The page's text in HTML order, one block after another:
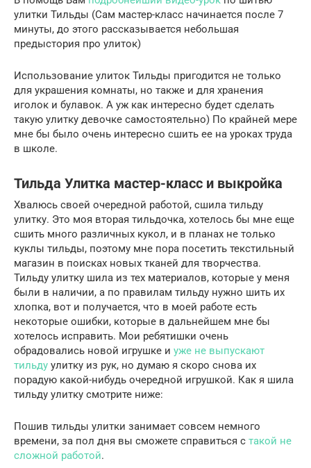
улитки Тильды (Сам мастер-класс начинается после 7
минуты, до этого рассказывается небольшая
предыстория про улиток)
Использование улиток Тильды пригодится не только
для украшения комнаты, но также и для хранения
иголок и булавок. А уж как интересно будет сделать
такую улитку девочке самостоятельно) По крайней мере
мне бы было очень интересно сшить ее на уроках труда
в школе.
Тильда Улитка мастер-класс и выкройка
Хвалюсь своей очередной работой, сшила тильду
улитку. Это моя вторая тильдочка, хотелось бы мне еще
сшить много различных кукол, и в планах не только
куклы тильды, поэтому мне пора посетить текстильный
магазин в поисках новых тканей для творчества.
Тильду улитку шила из тех материалов, которые у меня
были в наличии, а по правилам тильду нужно шить их
хлопка, вот и получается, что в моей работе есть
некоторые ошибки, которые в дальнейшем мне бы
хотелось исправить. Мои ребятишки очень
обрадовались новой игрушке и уже не выпускают
тильду улитку из рук, но думаю я скоро снова их
порадую какой-нибудь очередной игрушкой. Как я шила
тильду улитку смотрите ниже:
Пошив тильды улитки занимает совсем немного
времени, за пол дня вы сможете справиться с такой не
сложной работой.